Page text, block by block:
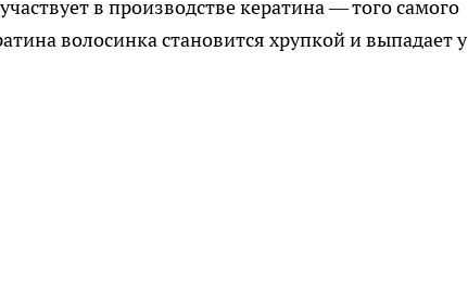
в производстве кератина — того самого
волосинка становится хрупкой и выпадает у